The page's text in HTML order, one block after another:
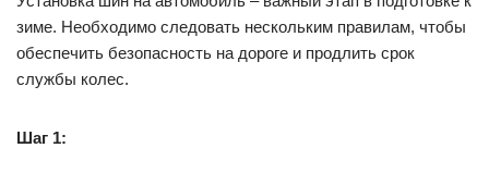
зиме. Необходимо следовать нескольким правилам, чтобы
обеспечить безопасность на дороге и продлить срок
службы колес.
Шаг 1: